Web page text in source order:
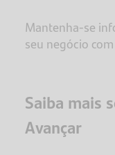
Mantenha-se
seu negócio
Saiba mais
Avançar